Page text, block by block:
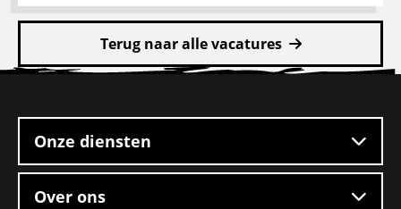
meer
Chauffeur
Terug naar alle vacatures
footer
Onze diensten
Over ons